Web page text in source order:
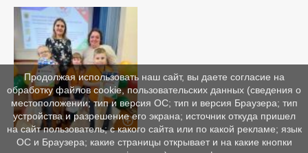
Продолжая использовать наш сайт, вы даете согласие на
обработку файлов cookie, пользовательских данных (сведения о
местоположении; тип и версия ОС; тип и версия Браузера; тип
устройства и разрешение его экрана; источник откуда пришел
на сайт пользователь; с какого сайта или по какой рекламе; язык
ОС и Браузера; какие страницы открывает и на какие кнопки